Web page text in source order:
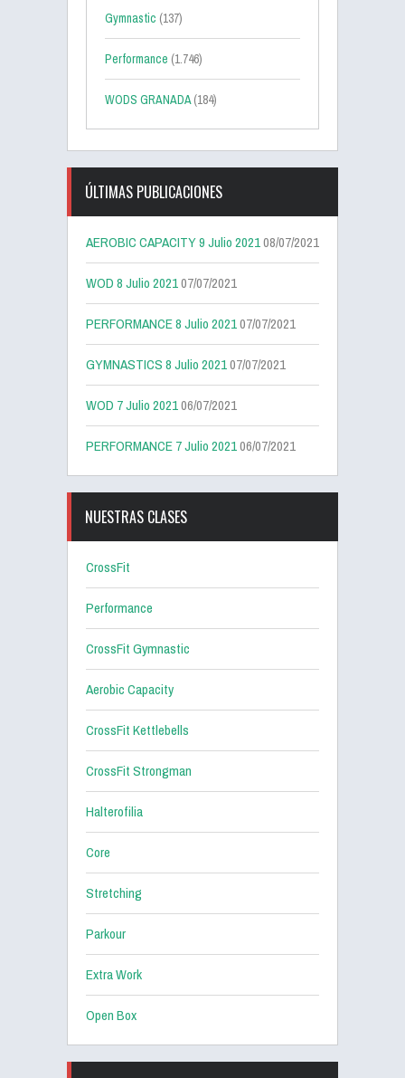
Gymnastic (137)
Performance (1.746)
WODS GRANADA(184)
ÚLTIMAS PUBLICACIONES
AEROBIC CAPACITY 9 Julio 202108/07/2021
WOD 8 Julio 202107/07/2021
PERFORMANCE 8 Julio 202107/07/2021
GYMNASTICS 8 Julio 202107/07/2021
WOD 7 Julio 202106/07/2021
PERFORMANCE 7 Julio 202106/07/2021
NUESTRAS CLASES
CrossFit
Performance
CrossFit Gymnastic
Aerobic Capacity
CrossFit Kettlebells
CrossFit Strongman
Halterofilia
Core
Stretching
Parkour
Extra Work
Open Box